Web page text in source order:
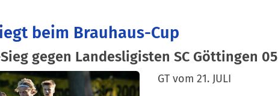
beim Brauhaus-Cup
gegen Landesligisten SC Göttingen 05
GT vom 21. JULI